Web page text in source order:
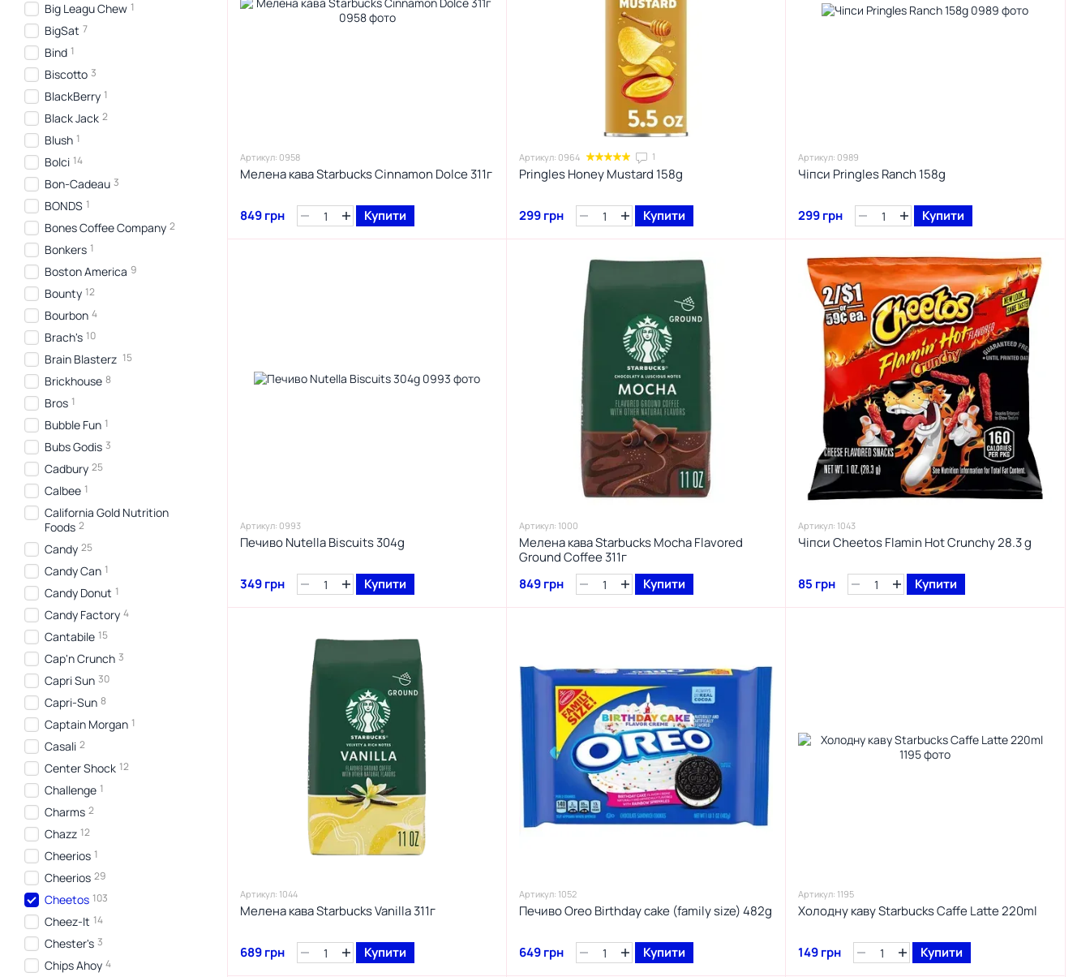
Артикул: 0958
Мелена кава Starbucks Cinnamon Dolce 311г
849 грн Купити
Артикул: 0964 1
Pringles Honey Mustard 158g
299 грн Купити
Артикул: 0989
Чіпси Pringles Ranch 158g
299 грн Купити
Артикул: 0993
Печиво Nutella Biscuits 304g
349 грн Купити
Артикул: 1000
Мелена кава Starbucks Mocha Flavored
Ground Coffee 311г
849 грн
Купити
Артикул: 1043
Чіпси Cheetos Flamin Hot Crunchy 28.3 g
85 грн Купити
Артикул: 1044
Мелена кава Starbucks Vanilla 311г
689 грн Купити
Артикул: 1052
Печиво Oreo Birthday cake (family size) 482g
649 грн Купити
Артикул: 1195
Холодну каву Starbucks Caffe Latte 220ml
149 грн Купити
Big Leagu Chew 1
BigSat 7
Bind 1
Biscotto 3
BlackBerry 1
Black Jack 2
Blush 1
Bolci 14
Bon-Cadeau 3
BONDS 1
Bones Coffee Company 2
Bonkers 1
Boston America 9
Bounty 12
Bourbon 4
Brach's 10
Brain Blasterz 15
Brickhouse 8
Bros 1
Bubble Fun 1
Bubs Godis 3
Cadbury 25
Calbee 1
California Gold Nutrition
Foods 2
Candy 25
Candy Can 1
Candy Donut 1
Candy Factory 4
Cantabile 15
Cap'n Crunch 3
Capri Sun 30
Capri-Sun 8
Captain Morgan 1
Casali 2
Center Shock 12
Challenge 1
Charms 2
Chazz 12
Cheerios 1
Cheerios 29
Cheetos 103
Cheez-It 14
Chester's 3
Chips Ahoy 4